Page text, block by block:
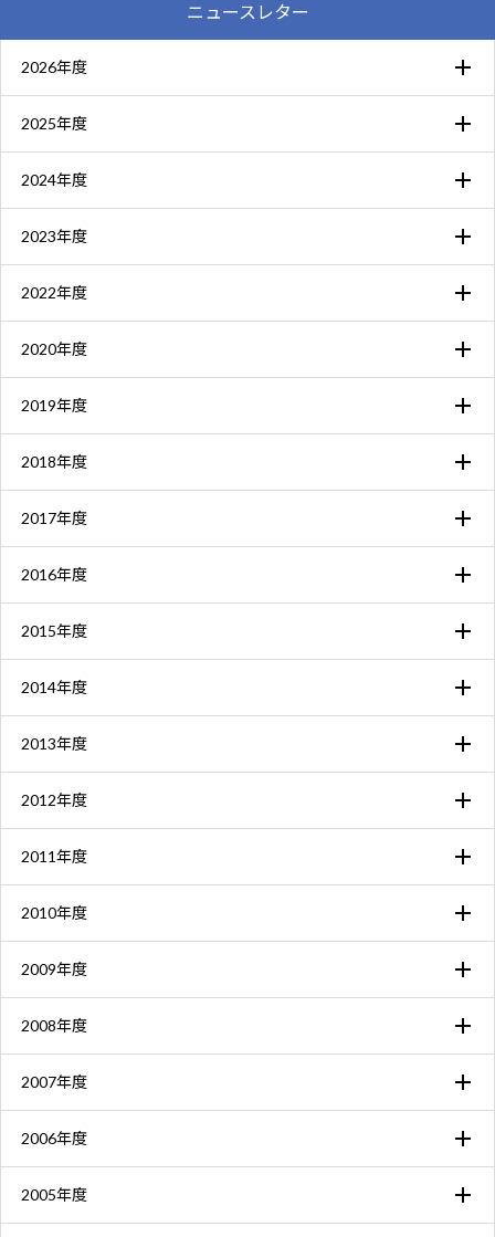
ニュースレター
2026年度
2025年度
2024年度
2023年度
2022年度
2020年度
2019年度
2018年度
2017年度
2016年度
2015年度
2014年度
2013年度
2012年度
2011年度
2010年度
2009年度
2008年度
2007年度
2006年度
2005年度